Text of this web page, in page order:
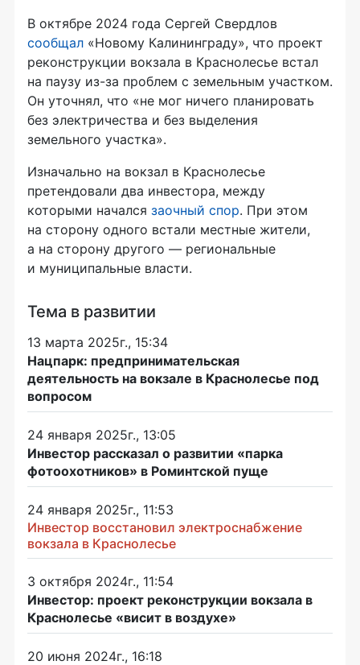
В октябре 2024 года Сергей Свердлов
сообщал «Новому Калининграду», что проект
реконструкции вокзала в Краснолесье встал
на паузу из-за проблем с земельным участком.
Он уточнял, что «не мог ничего планировать
без электричества и без выделения
земельного участка».
Изначально на вокзал в Краснолесье
претендовали два инвестора, между
которыми начался заочный спор. При этом
на сторону одного встали местные жители,
а на сторону другого — региональные
и муниципальные власти.
Тема в развитии
13 марта 2025г., 15:34
Нацпарк: предпринимательская
деятельность на вокзале в Краснолесье под
вопросом
24 января 2025г., 13:05
Инвестор рассказал о развитии «парка
фотоохотников» в Роминтской пуще
24 января 2025г., 11:53
Инвестор восстановил электроснабжение
вокзала в Краснолесье
3 октября 2024г., 11:54
Инвестор: проект реконструкции вокзала в
Краснолесье «висит в воздухе»
20 июня 2024г., 16:18